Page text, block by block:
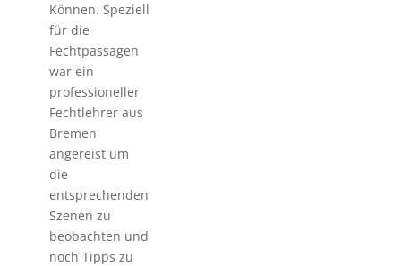
Können. Speziell
für die
Fechtpassagen
war ein
professioneller
Fechtlehrer aus
Bremen
angereist um
die
entsprechenden
Szenen zu
beobachten und
noch Tipps zu